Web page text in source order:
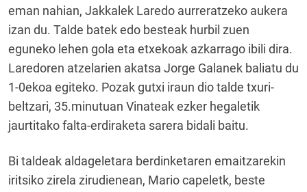
eman nahian, Jakkalek Laredo aurreratzeko aukera
izan du. Talde batek edo besteak hurbil zuen
eguneko lehen gola eta etxekoak azkarrago ibili dira.
Laredoren atzelarien akatsa Jorge Galanek baliatu du
1-0ekoa egiteko. Pozak gutxi iraun dio talde txuri-
beltzari, 35.minutuan Vinateak ezker hegaletik
jaurtitako falta-erdiraketa sarera bidali baitu.
Bi taldeak aldageletara berdinketaren emaitzarekin
iritsiko zirela zirudienean, Mario capeletk, beste